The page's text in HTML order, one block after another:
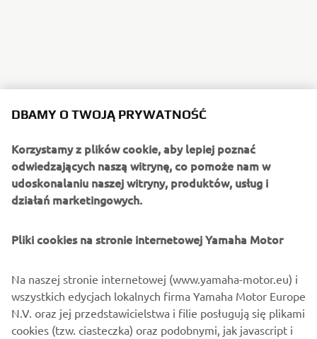
DBAMY O TWOJĄ PRYWATNOŚĆ
Korzystamy z plików cookie, aby lepiej poznać
odwiedzających naszą witrynę, co pomoże nam w
udoskonalaniu naszej witryny, produktów, usług i
działań marketingowych.
Pliki cookies na stronie internetowej Yamaha Motor
Na naszej stronie internetowej (www.yamaha-motor.eu) i
wszystkich edycjach lokalnych firma Yamaha Motor Europe
N.V. oraz jej przedstawicielstwa i filie posługują się plikami
cookies (tzw. ciasteczka) oraz podobnymi, jak javascript i